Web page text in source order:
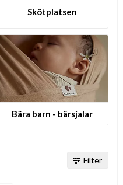
Skötplatsen
Bära barn - bärsjalar
Filter